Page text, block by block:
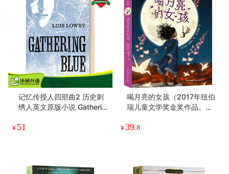
记忆传授人四部曲2 历史刺
绣人英文原版小说 Gatherin
纽伯瑞金奖 英文版原版英语
¥ 51
喝月亮的女孩（2017年纽伯
瑞儿童文学奖金奖作品。
的儿童小说。一则由勇气和
¥39.8